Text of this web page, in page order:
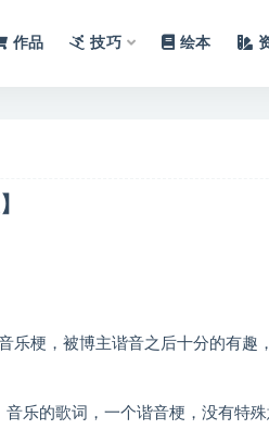
作品 技巧 绘本
乐梗，被博主谐音之后十分的有趣
乐的歌词，一个谐音梗，没有特殊